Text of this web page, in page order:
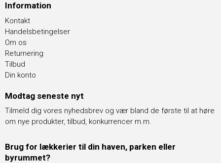
Information
Kontakt
Handelsbetingelser
Om os
Returnering
Tilbud
Din konto
Modtag seneste nyt
Tilmeld dig vores nyhedsbrev og vær bland de første til at høre
om nye produkter, tilbud, konkurrencer m.m.
Brug for lækkerier til din haven, parken eller
byrummet?